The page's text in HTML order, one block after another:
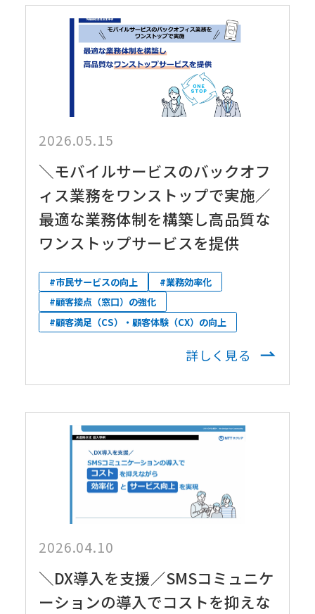
2026.05.15
＼モバイルサービスのバックオフ
ィス業務をワンストップで実施／
最適な業務体制を構築し高品質な
ワンストップサービスを提供
#市民サービスの向上
#業務効率化
#顧客接点（窓口）の強化
#顧客満足（CS）・顧客体験（CX）の向上
詳しく見る
2026.04.10
＼DX導入を支援／SMSコミュニケ
ーションの導入でコストを抑えな